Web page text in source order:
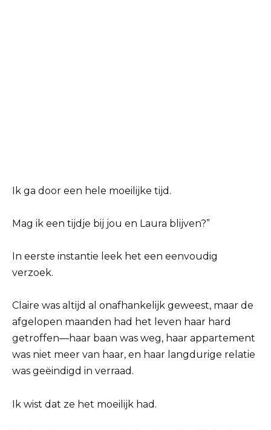
Ik ga door een hele moeilijke tijd.
Mag ik een tijdje bij jou en Laura blijven?”
In eerste instantie leek het een eenvoudig
verzoek.
Claire was altijd al onafhankelijk geweest, maar de
afgelopen maanden had het leven haar hard
getroffen—haar baan was weg, haar appartement
was niet meer van haar, en haar langdurige relatie
was geëindigd in verraad.
Ik wist dat ze het moeilijk had.